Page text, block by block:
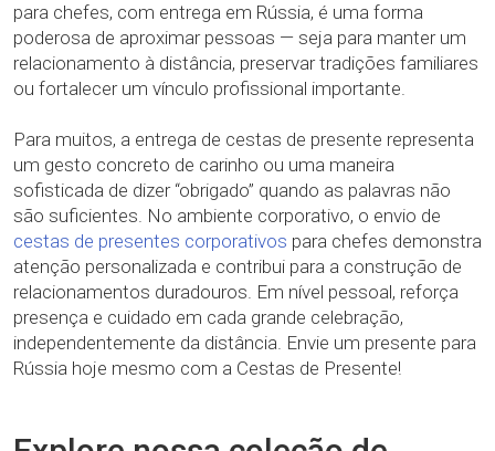
para chefes, com entrega em Rússia, é uma forma
poderosa de aproximar pessoas — seja para manter um
relacionamento à distância, preservar tradições familiares
ou fortalecer um vínculo profissional importante.
Para muitos, a entrega de cestas de presente representa
um gesto concreto de carinho ou uma maneira
sofisticada de dizer “obrigado” quando as palavras não
são suficientes. No ambiente corporativo, o envio de
cestas de presentes corporativos para chefes demonstra
atenção personalizada e contribui para a construção de
relacionamentos duradouros. Em nível pessoal, reforça
presença e cuidado em cada grande celebração,
independentemente da distância. Envie um presente para
Rússia hoje mesmo com a Cestas de Presente!